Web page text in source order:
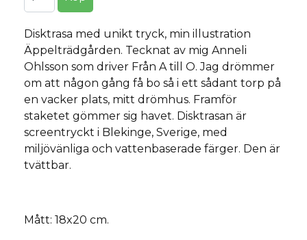
Disktrasa med unikt tryck, min illustration
Äppelträdgården. Tecknat av mig Anneli
Ohlsson som driver Från A till O. Jag drömmer
om att någon gång få bo så i ett sådant torp på
en vacker plats, mitt drömhus. Framför
staketet gömmer sig havet. Disktrasan är
screentryckt i Blekinge, Sverige, med
miljövänliga och vattenbaserade färger. Den är
tvättbar.
Mått: 18x20 cm.